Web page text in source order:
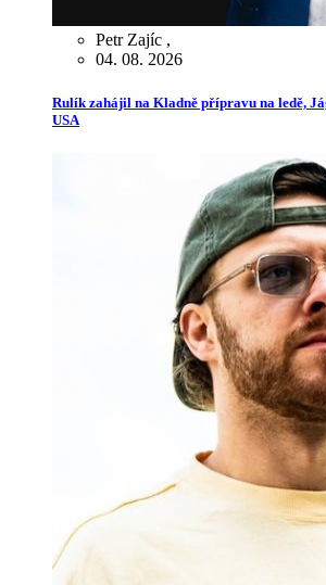
Petr Zajíc ,
04. 08. 2026
Rulík zahájil na Kladně přípravu na ledě,
USA